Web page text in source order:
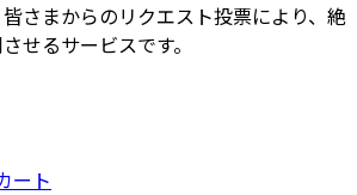
さまからのリクエスト投票により、絶
せるサービスです。
ート